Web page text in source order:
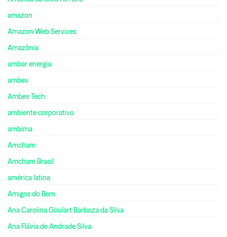
amazon
Amazon Web Services
Amazônia
ambar energia
ambev
Ambev Tech
ambiente corporativo
ambima
Amcham
Amcham Brasil
américa latina
Amigos do Bem
Ana Carolina Goulart Barboza da Silva
Ana Flávia de Andrade Silva